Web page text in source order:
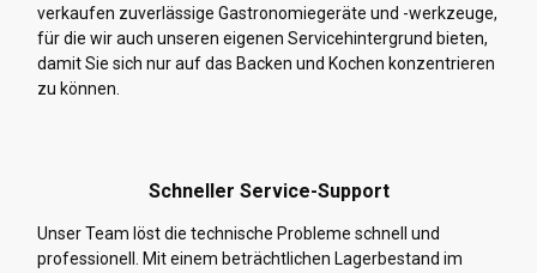
verkaufen zuverlässige Gastronomiegeräte und -werkzeuge,
für die wir auch unseren eigenen Servicehintergrund bieten,
damit Sie sich nur auf das Backen und Kochen konzentrieren
zu können.
Schneller Service-Support
Unser Team löst die technische Probleme schnell und
professionell. Mit einem beträchtlichen Lagerbestand im